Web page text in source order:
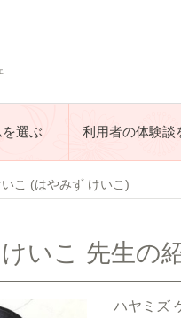
選ぶ 利用者の体験談
こ (はやみず けいこ)
いこ 先生の
ハヤミズ